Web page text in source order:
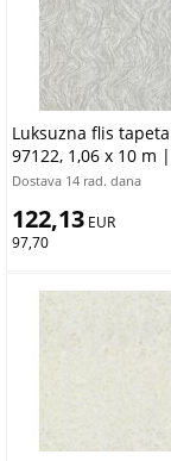
Luksuzna flis
97122, 1,06 x 10 m
besplatno
Dostava 14 rad. dana
122,13 EUR
97,70